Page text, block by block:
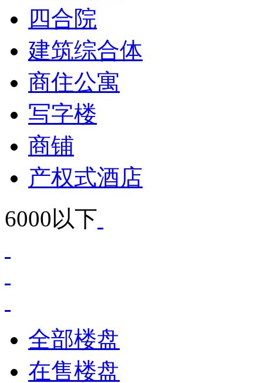
四合院
建筑综合体
商住公寓
写字楼
商铺
产权式酒店
6000以下
全部楼盘
在售楼盘